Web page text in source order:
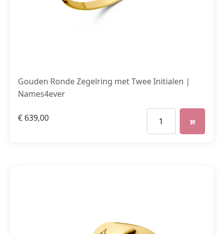
Gouden Ronde Zegelring met Twee Initialen |
Names4ever
€ 639,00